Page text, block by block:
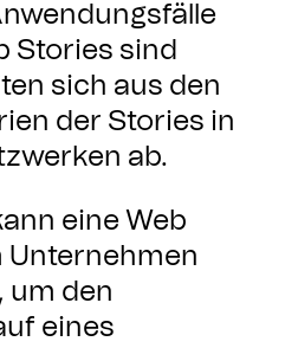
Stories sind
sich aus den
der Stories in
ab.
eine Web
Unternehmen
um den
eines